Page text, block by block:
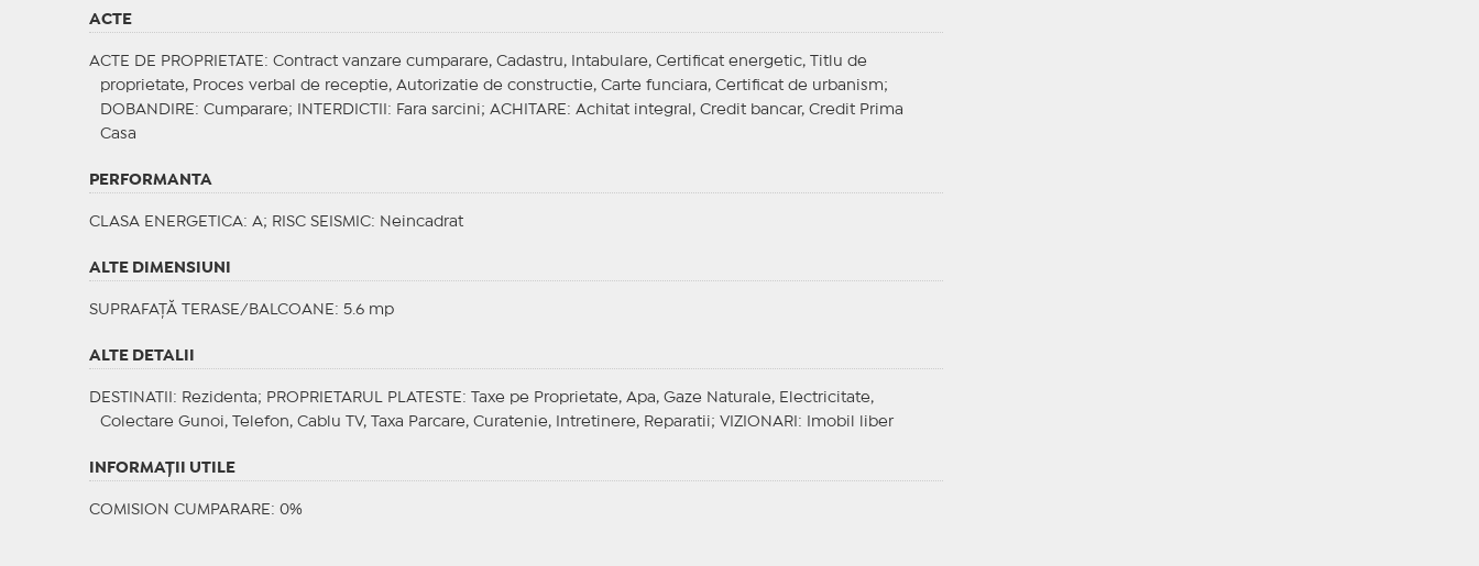
ACTE
ACTE DE PROPRIETATE : Contract vanzare cumparare, Cadastru, Intabulare, Certificat energetic, Titlu de
proprietate, Proces verbal de receptie, Autorizatie de constructie, Carte funciara, Certificat de urbanism;
DOBANDIRE : Cumparare; INTERDICTII : Fara sarcini; ACHITARE : Achitat integral, Credit bancar, Credit Prima
Casa
PERFORMANTA
CLASA ENERGETICA: A; RISC SEISMIC: Neincadrat
ALTE DIMENSIUNI
SUPRAFAȚĂ TERASE/BALCOANE: 5.6 mp
ALTE DETALII
DESTINATII : Rezidenta; PROPRIETARUL PLATESTE : Taxe pe Proprietate, Apa, Gaze Naturale, Electricitate,
Colectare Gunoi, Telefon, Cablu TV, Taxa Parcare, Curatenie, Intretinere, Reparatii; VIZIONARI : Imobil liber
INFORMAŢII UTILE
COMISION CUMPARARE: 0%